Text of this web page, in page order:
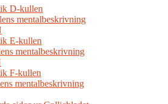
D-kullen
mentalbeskrivning
E-kullen
mentalbeskrivning
F-kullen
mentalbeskrivning